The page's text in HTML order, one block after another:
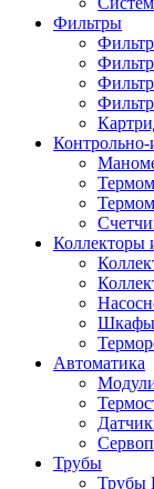
Фильтры
Коллекторы
Шкафы
Автоматика
Трубы
Трубы